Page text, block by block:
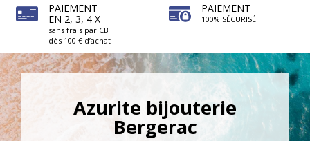
PAIEMENT
EN 2, 3, 4 X
sans frais par CB
dès 100 € d’achat
PAIEMENT
100% SÉCURISÉ
Azurite bijouterie
Bergerac